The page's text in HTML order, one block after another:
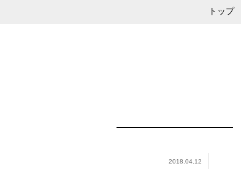
トップ
2018.04.12